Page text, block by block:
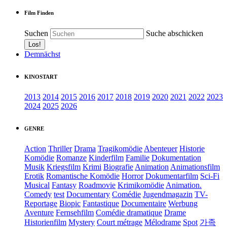
Film Finden
Suchen Suche abschicken
Demnächst
KINOSTART
2013 2014 2015 2016 2017 2018 2019 2020 2021 2022 2023
2024 2025 2026
GENRE
Action Thriller Drama Tragikomödie Abenteuer Historie
Komödie Romanze Kinderfilm Familie Dokumentation
Musik Kriegsfilm Krimi Biografie Animation Animationsfilm
Erotik Romantische Komödie Horror Dokumentarfilm Sci-Fi
Musical Fantasy Roadmovie Krimikomödie Animation.
Comedy test Documentary Comédie Jugendmagazin TV-
Reportage Biopic Fantastique Documentaire Werbung
Aventure Fernsehfilm Comédie dramatique Drame
Historienfilm Mystery Court métrage Mélodrame Spot 가족